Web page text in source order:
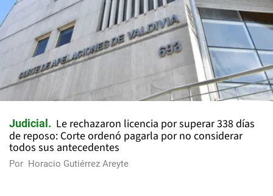
Judicial
Le rechazaron licencia por superar 338 días
de reposo: Corte ordenó pagarla por no considerar
todos sus antecedentes
Por Horacio Gutiérrez Areyte